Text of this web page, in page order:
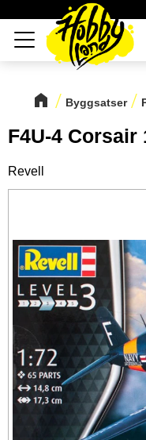
Meny
Byggsatser
F4U-4 Corsair
Revell